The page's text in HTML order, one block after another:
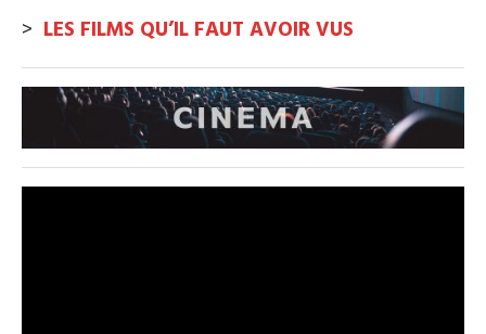
> LES FILMS QU’IL FAUT AVOIR VUS